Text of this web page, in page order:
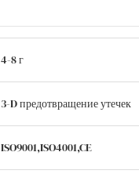
4-8 г
3-D предотвращение утечек
ISO9001,ISO4001,CE